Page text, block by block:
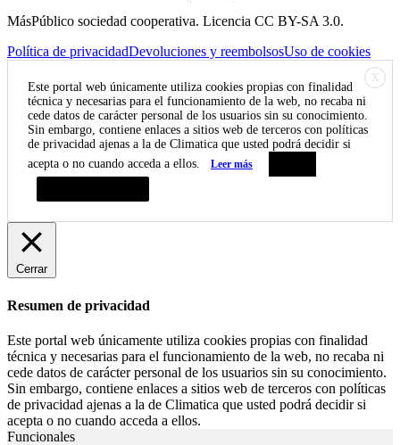
MásPúblico sociedad cooperativa. Licencia CC BY-SA 3.0.
Política de privacidadDevoluciones y reembolsosUso de cookies
X
Este portal web únicamente utiliza cookies propias con finalidad
técnica y necesarias para el funcionamiento de la web, no recaba ni
cede datos de carácter personal de los usuarios sin su conocimiento.
Sin embargo, contiene enlaces a sitios web de terceros con políticas
de privacidad ajenas a la de Climatica que usted podrá decidir si
acepta o no cuando acceda a ellos.
Leer más
Cerrar
Resumen de privacidad
Este portal web únicamente utiliza cookies propias con finalidad
técnica y necesarias para el funcionamiento de la web, no recaba ni
cede datos de carácter personal de los usuarios sin su conocimiento.
Sin embargo, contiene enlaces a sitios web de terceros con políticas
de privacidad ajenas a la de Climatica que usted podrá decidir si
acepta o no cuando acceda a ellos.
Funcionales